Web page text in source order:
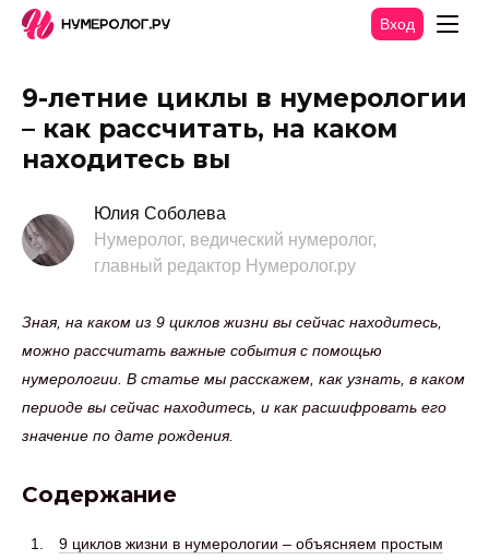
Вход
9-летние циклы в нумерологии
– как рассчитать, на каком
находитесь вы
Юлия Соболева
Нумеролог, ведический нумеролог,
главный редактор Нумеролог.ру
Зная, на каком из 9 циклов жизни вы сейчас находитесь,
можно рассчитать важные события с помощью
нумерологии. В статье мы расскажем, как узнать, в каком
периоде вы сейчас находитесь, и как расшифровать его
значение по дате рождения.
Содержание
9 циклов жизни в нумерологии – объясняем простым